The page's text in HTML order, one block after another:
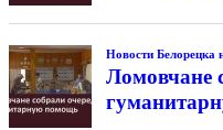
Новости Белорецка
Ломовчане